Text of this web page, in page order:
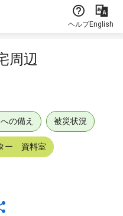
ヘルプEnglish
周辺
の備え 被災状況
ー 資料室